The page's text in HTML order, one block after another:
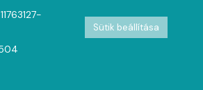
Sütik beállítása